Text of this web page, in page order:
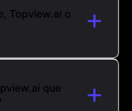
Topview.ai o
que